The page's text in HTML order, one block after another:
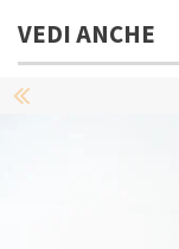
VEDI ANCHE